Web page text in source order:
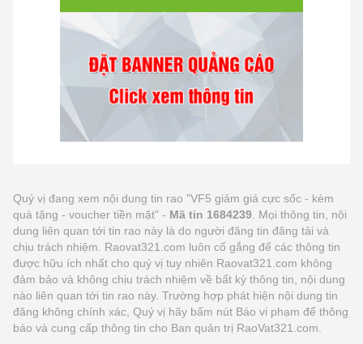
Quý vị đang xem nội dung tin rao "VF5 giảm giá cực sốc - kèm
quà tặng - voucher tiền mặt" - Mã tin 1684239 . Mọi thông tin, nội
dung liên quan tới tin rao này là do người đăng tin đăng tải và
chịu trách nhiệm. Raovat321.com luôn cố gắng để các thông tin
được hữu ích nhất cho quý vị tuy nhiên Raovat321.com không
đảm bảo và không chịu trách nhiệm về bất kỳ thông tin, nội dung
nào liên quan tới tin rao này. Trường hợp phát hiện nội dung tin
đăng không chính xác, Quý vị hãy bấm nút Báo vi phạm để thông
báo và cung cấp thông tin cho Ban quản trị RaoVat321.com.